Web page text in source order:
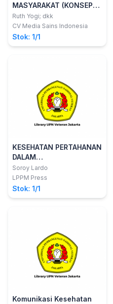
MASYARAKAT (KONSEP
DAN PENERAPAN) JILID 1
Ruth Yogi; dkk
CV Media Sains Indonesia
Stok: 1/1
KESEHATAN PERTAHANAN
DALAM
PERSPEKTIFWAWASAN
KEBANGSAAN
Soroy Lardo
LPPM Press
Stok: 1/1
Komunikasi Kesehatan